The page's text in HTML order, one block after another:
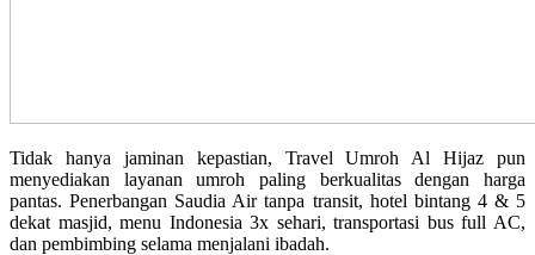
Tidak hanya jaminan kepastian, Travel Umroh Al Hijaz pun
menyediakan layanan umroh paling berkualitas dengan harga
pantas. Penerbangan Saudia Air tanpa transit, hotel bintang 4 & 5
dekat masjid, menu Indonesia 3x sehari, transportasi bus full AC,
dan pembimbing selama menjalani ibadah.